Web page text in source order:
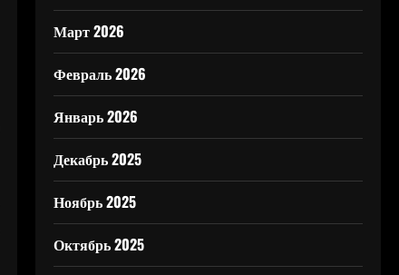
Март 2026
Февраль 2026
Январь 2026
Декабрь 2025
Ноябрь 2025
Октябрь 2025